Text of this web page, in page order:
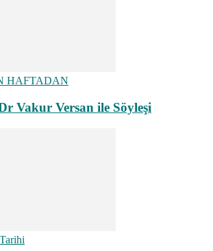
HAFTADAN
Vakur Versan ile Söyleşi